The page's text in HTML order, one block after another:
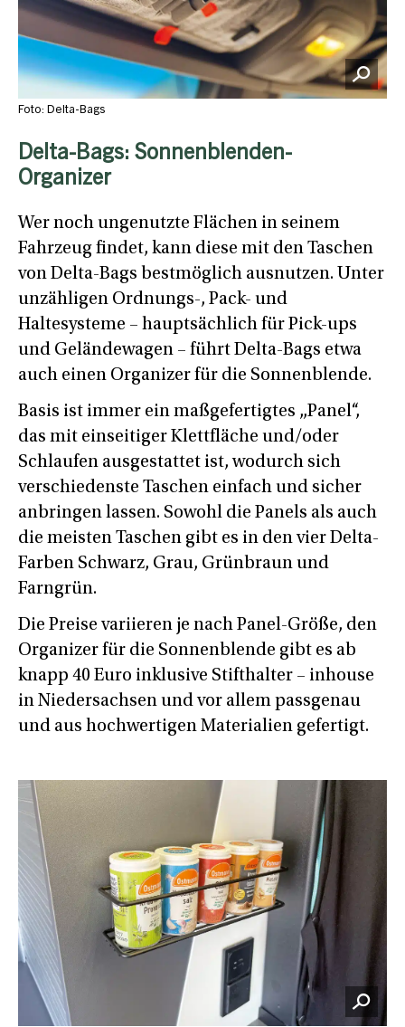
Foto: Delta-Bags
Delta-Bags: Sonnenblenden-
Organizer
Wer noch ungenutzte Flächen in seinem
Fahrzeug findet, kann diese mit den Taschen
von Delta-Bags bestmöglich ausnutzen. Unter
unzähligen Ordnungs-, Pack- und
Haltesysteme – hauptsächlich für Pick-ups
und Geländewagen – führt Delta-Bags etwa
auch einen Organizer für die Sonnenblende.
Basis ist immer ein maßgefertigtes „Panel“,
das mit einseitiger Klettfläche und/oder
Schlaufen ausgestattet ist, wodurch sich
verschiedenste Taschen einfach und sicher
anbringen lassen. Sowohl die Panels als auch
die meisten Taschen gibt es in den vier Delta-
Farben Schwarz, Grau, Grünbraun und
Farngrün.
Die Preise variieren je nach Panel-Größe, den
Organizer für die Sonnenblende gibt es ab
knapp 40 Euro inklusive Stifthalter – inhouse
in Niedersachsen und vor allem passgenau
und aus hochwertigen Materialien gefertigt.